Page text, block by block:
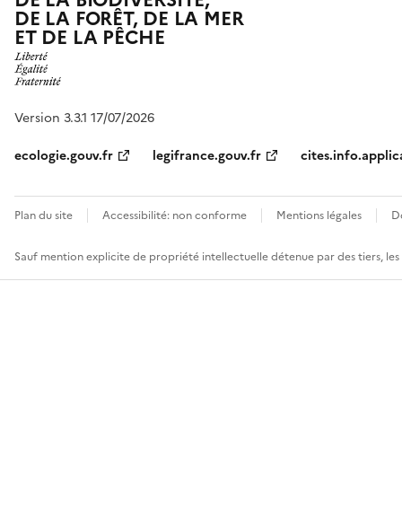
DE LA FORÊT, DE LA MER
ET DE LA PÊCHE
Version 3.3.1 17/07/2026
ecologie.gouv.fr
legifrance.gouv.fr
Plan du site Accessibilité: non conforme Mentions légales
Sauf mention explicite de propriété intellectuelle détenue par des tiers,